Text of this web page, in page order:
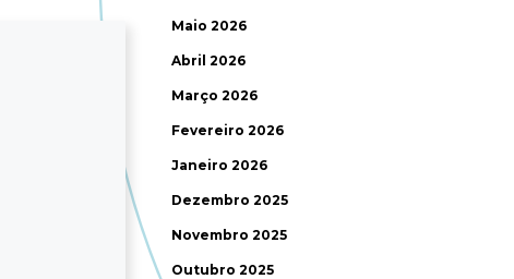
Maio 2026
Abril 2026
Março 2026
Fevereiro 2026
Janeiro 2026
Dezembro 2025
Novembro 2025
Outubro 2025